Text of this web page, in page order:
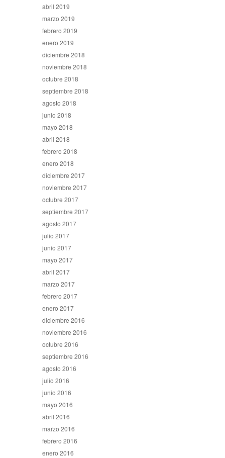
abril 2019
marzo 2019
febrero 2019
enero 2019
diciembre 2018
noviembre 2018
octubre 2018
septiembre 2018
agosto 2018
junio 2018
mayo 2018
abril 2018
febrero 2018
enero 2018
diciembre 2017
noviembre 2017
octubre 2017
septiembre 2017
agosto 2017
julio 2017
junio 2017
mayo 2017
abril 2017
marzo 2017
febrero 2017
enero 2017
diciembre 2016
noviembre 2016
octubre 2016
septiembre 2016
agosto 2016
julio 2016
junio 2016
mayo 2016
abril 2016
marzo 2016
febrero 2016
enero 2016